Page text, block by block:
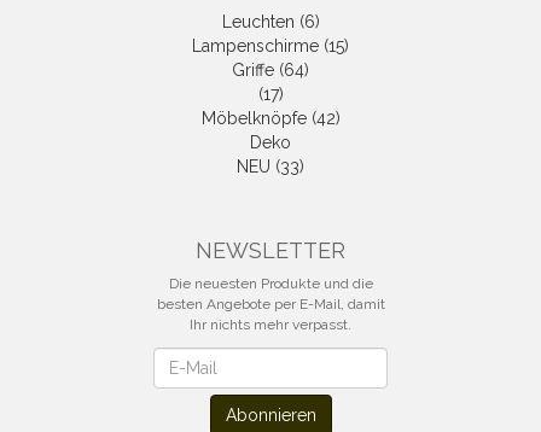
Leuchten (6)
Lampenschirme (15)
Griffe (64)
(17)
Möbelknöpfe (42)
Deko
NEU (33)
NEWSLETTER
Die neuesten Produkte und die
besten Angebote per E-Mail, damit
Ihr nichts mehr verpasst.
Abonnieren